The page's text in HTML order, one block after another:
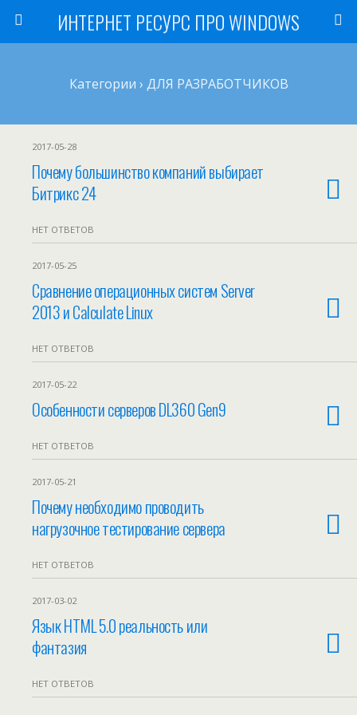
ИНТЕРНЕТ РЕСУРС ПРО WINDOWS
Категории › ДЛЯ РАЗРАБОТЧИКОВ
2017-05-28
Почему большинство компаний выбирает
Битрикс 24
НЕТ ОТВЕТОВ
2017-05-25
Сравнение операционных систем Server
2013 и Calculate Linux
НЕТ ОТВЕТОВ
2017-05-22
Особенности серверов DL360 Gen9
НЕТ ОТВЕТОВ
2017-05-21
Почему необходимо проводить
нагрузочное тестирование сервера
НЕТ ОТВЕТОВ
2017-03-02
Язык HTML 5.0 реальность или
фантазия
НЕТ ОТВЕТОВ